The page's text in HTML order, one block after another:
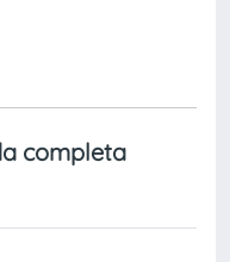
completa